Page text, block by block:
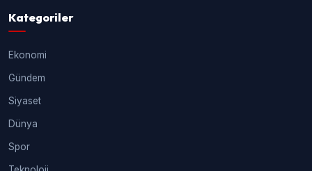
Kategoriler
Ekonomi
Gündem
Siyaset
Dünya
Spor